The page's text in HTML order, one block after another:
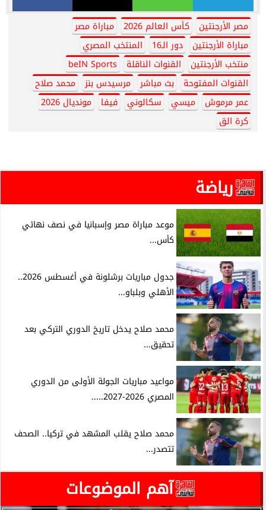
مصر الأرجنتين كأس العالم 2026
مباراة مصر
مباراة الأرجنتين
دور الـ16
المنتخب المصري
منتخب الأرجنتين
القنوات الناقلة
beIN Sports
القنوات المفتوحة
بث مباشر مرسيدس بنز
محمد صلاح
عمر مرموش
ميسي سكالوني فيفا
مونديال 2026
كرة الق
رياضة
موعد مباراة مصر وإسبانيا في نصف نهائي
كأس...
جدول مباريات برشلونة في أغسطس 2026..
الأهلي وبلباو...
محمد صلاح يدخل تاريخ الدوري التركي بعد
تحقيق...
مواعيد مباريات الجولة الأولى من الدوري
المصري 2026-2027.....
محمد صلاح يقلب المشهد في تركيا.. الصحف
تتصدر...
آهم الموضوعات